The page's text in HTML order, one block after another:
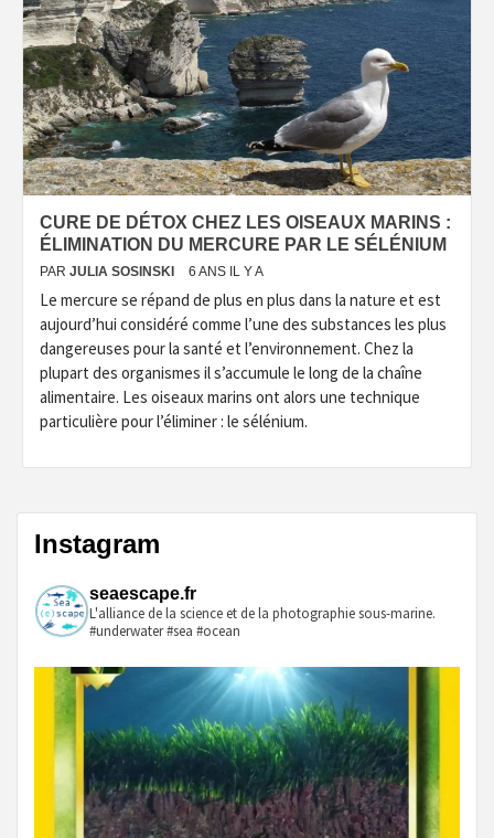
CURE DE DÉTOX CHEZ LES OISEAUX MARINS :
ÉLIMINATION DU MERCURE PAR LE SÉLÉNIUM
PAR JULIA SOSINSKI 6 ANS IL Y A
Le mercure se répand de plus en plus dans la nature et est
aujourd’hui considéré comme l’une des substances les plus
dangereuses pour la santé et l’environnement. Chez la
plupart des organismes il s’accumule le long de la chaîne
alimentaire. Les oiseaux marins ont alors une technique
particulière pour l’éliminer : le sélénium.
Instagram
seaescape.fr
L'alliance de la science et de la photographie sous-marine.
#underwater #sea #ocean